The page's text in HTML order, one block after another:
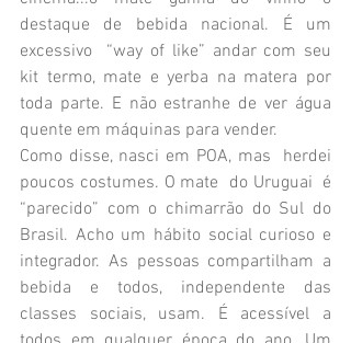
destaque de bebida nacional. É um
excessivo  “way of like” andar com seu
kit termo, mate e yerba na matera por
toda parte. E não estranhe de ver água
quente em máquinas para vender.
Como disse, nasci em POA, mas  herdei
poucos costumes. O mate  do Uruguai  é
“parecido” com o chimarrão do Sul do
Brasil. Acho um hábito social curioso e
integrador. As pessoas compartilham a
bebida e todos, independente das
classes sociais, usam. É acessível a